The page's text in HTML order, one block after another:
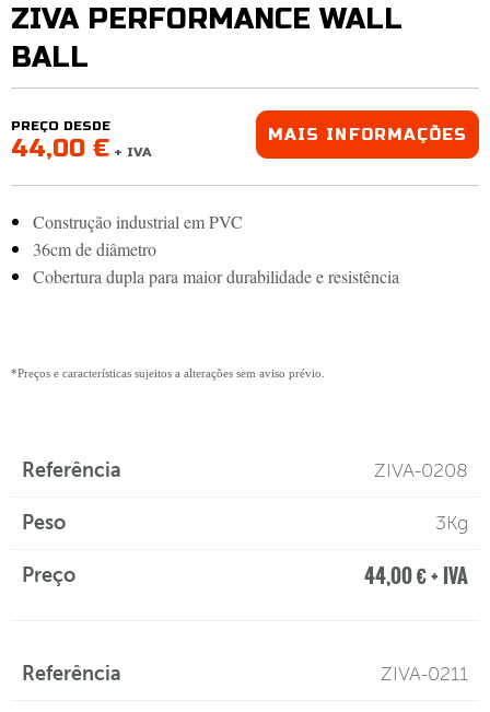
ZIVA PERFORMANCE WALL
BALL
PREÇO DESDE
44,00 € + IVA
MAIS INFORMAÇÕES
Construção industrial em PVC
36cm de diâmetro
Cobertura dupla para maior durabilidade e resistência
*Preços e características sujeitos a alterações sem aviso prévio.
ReferênciaPeso ZIVA-0208
3Kg
44,00 € + IVA
ZIVA-0211